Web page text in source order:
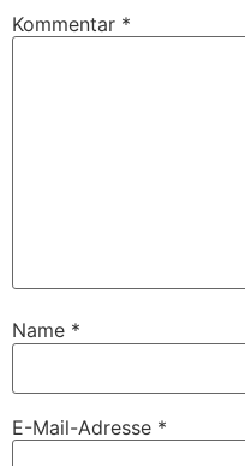
Kommentar *
Name *
E-Mail-Adresse *